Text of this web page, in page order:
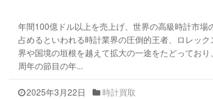
年間100億ドル以上を売上げ、世界の高級時計市場
占めるといわれる時計業界の圧倒的王者、ロレッ
界や国境の垣根を越えて拡大の一途をたどってお
周年の節目の年...
2025年3月22日 時計買取